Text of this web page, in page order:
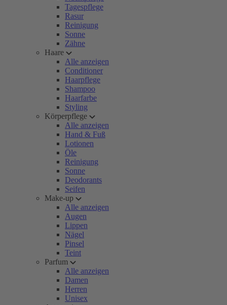
Tagespflege
Rasur
Reinigung
Sonne
Zähne
Haare
Alle anzeigen
Conditioner
Haarpflege
Shampoo
Haarfarbe
Styling
Körperpflege
Alle anzeigen
Hand & Fuß
Lotionen
Öle
Reinigung
Sonne
Deodorants
Seifen
Make-up
Alle anzeigen
Augen
Lippen
Nägel
Pinsel
Teint
Parfum
Alle anzeigen
Damen
Herren
Unisex